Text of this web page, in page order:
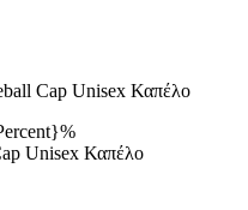
Cap Unisex Καπέλο